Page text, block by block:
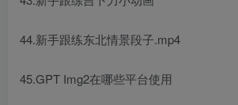
44.新手跟练东北情景段子.mp4
45.GPT Img2在哪些平台使用